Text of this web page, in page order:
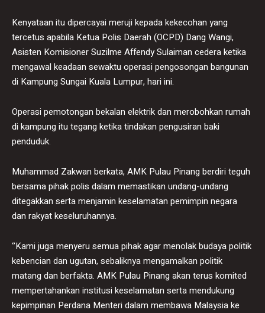
Kenyataan itu dipercayai meruji kepada kekecohan yang
tercetus apabila Ketua Polis Daerah (OCPD) Dang Wangi,
Asisten Komisioner Suzilme Affendy Sulaiman cedera ketika
mengawal keadaan sewaktu operasi pengosongan bangunan
di Kampung Sungai Kuala Lumpur, hari ini.
Operasi pemotongan bekalan elektrik dan merobohkan rumah
di kampung itu tegang ketika tindakan pengusiran baki
penduduk.
Muhammad Zakwan berkata, AMK Pulau Pinang berdiri teguh
bersama pihak polis dalam memastikan undang-undang
ditegakkan serta menjamin keselamatan pemimpin negara
dan rakyat keseluruhannya.
‘’Kami juga menyeru semua pihak agar menolak budaya politik
kebencian dan ugutan, sebaliknya mengamalkan politik
matang dan berfakta. AMK Pulau Pinang akan terus komited
mempertahankan institusi keselamatan serta mendukung
kepimpinan Perdana Menteri dalam membawa Malaysia ke